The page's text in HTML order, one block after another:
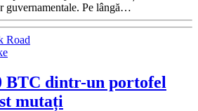
guvernamentale. Pe lângă…
BTC dintr-un portofel
mutați